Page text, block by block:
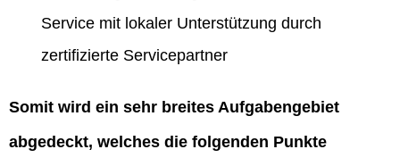
Service mit lokaler Unterstützung durch
zertifizierte Servicepartner
Somit wird ein sehr breites Aufgabengebiet
abgedeckt, welches die folgenden Punkte